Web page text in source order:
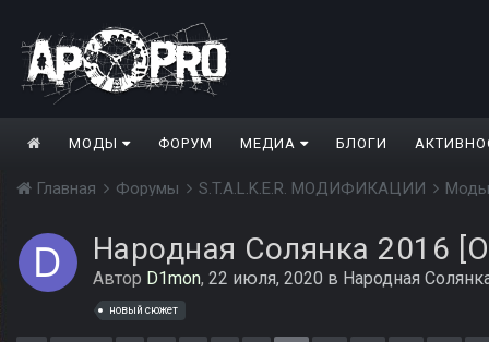
МОДЫ ФОРУМ МЕДИА БЛОГИ
Главная Форумы S.T.A.L.K.E.R. МОДИФИКАЦИИ
Народная Солянка 2016
Автор D1mon, 22 июля, 2020 в Народная
новый сюжет